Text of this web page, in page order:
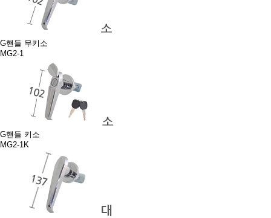
G핸들 무키소
MG2-1
G핸들 키소
MG2-1K